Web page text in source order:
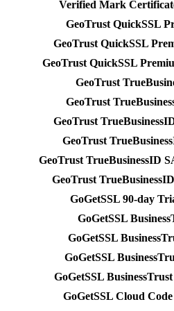
Verified Mark
GeoTrust QuickSSL
GeoTrust QuickSSL
GeoTrust QuickSSL
GeoTrust
GeoTrust
GeoTrust
GeoTrust
GeoTrust TrueBusinessID
GeoTrust
GoGetSSL 90-day
GoGetSSL
GoGetSSL
GoGetSSL
GoGetSSL
GoGetSSL Cloud